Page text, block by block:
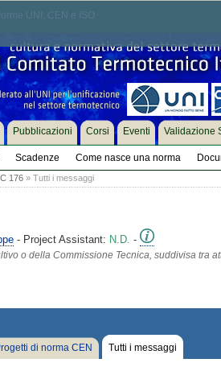
Scadenze Come nasce una norma
Pubblicazioni Corsi Eventi Validazione
176» Tutti i messaggi
- Project Assistant: N.D. -
o della Commissione Tecnica, suddivisa tra
di norma CEN Tutti i messaggi